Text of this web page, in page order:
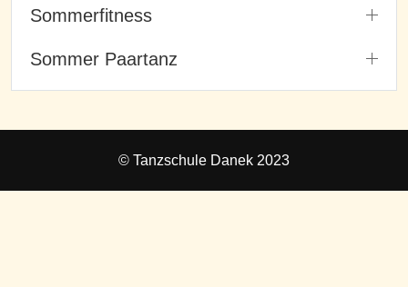
Sommerfitness
Sommer Paartanz
© Tanzschule Danek 2023